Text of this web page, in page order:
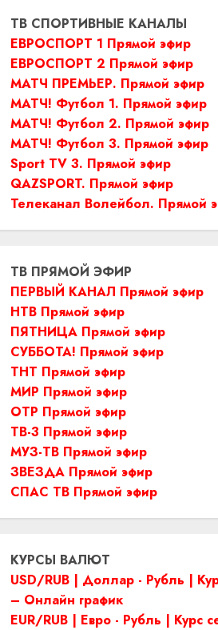
ТВ СПОРТИВНЫЕ КАНАЛЫ
ЕВРОСПОРТ 1 Прямой эфир
ЕВРОСПОРТ 2 Прямой эфир
МАТЧ ПРЕМЬЕР. Прямой эфир
МАТЧ! Футбол 1. Прямой эфир
МАТЧ! Футбол 2. Прямой эфир
МАТЧ! Футбол 3. Прямой эфир
Sport TV 3. Прямой эфир
QAZSPORT. Прямой эфир
Телеканал Волейбол. Прямой
ТВ ПРЯМОЙ ЭФИР
ПЕРВЫЙ КАНАЛ Прямой эфир
НТВ Прямой эфир
ПЯТНИЦА Прямой эфир
СУББОТА! Прямой эфир
ТНТ Прямой эфир
МИР Прямой эфир
ОТР Прямой эфир
ТВ-3 Прямой эфир
МУЗ-ТВ Прямой эфир
ЗВЕЗДА Прямой эфир
СПАС ТВ Прямой эфир
КУРСЫ ВАЛЮТ
USD/RUB | Доллар - Рубль |
– Онлайн график
EUR/RUB | Евро - Рубль | Курс